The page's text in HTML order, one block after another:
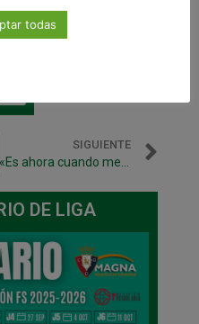
el último partido
FS.
SIGUIENTE
DE LIGA
todas